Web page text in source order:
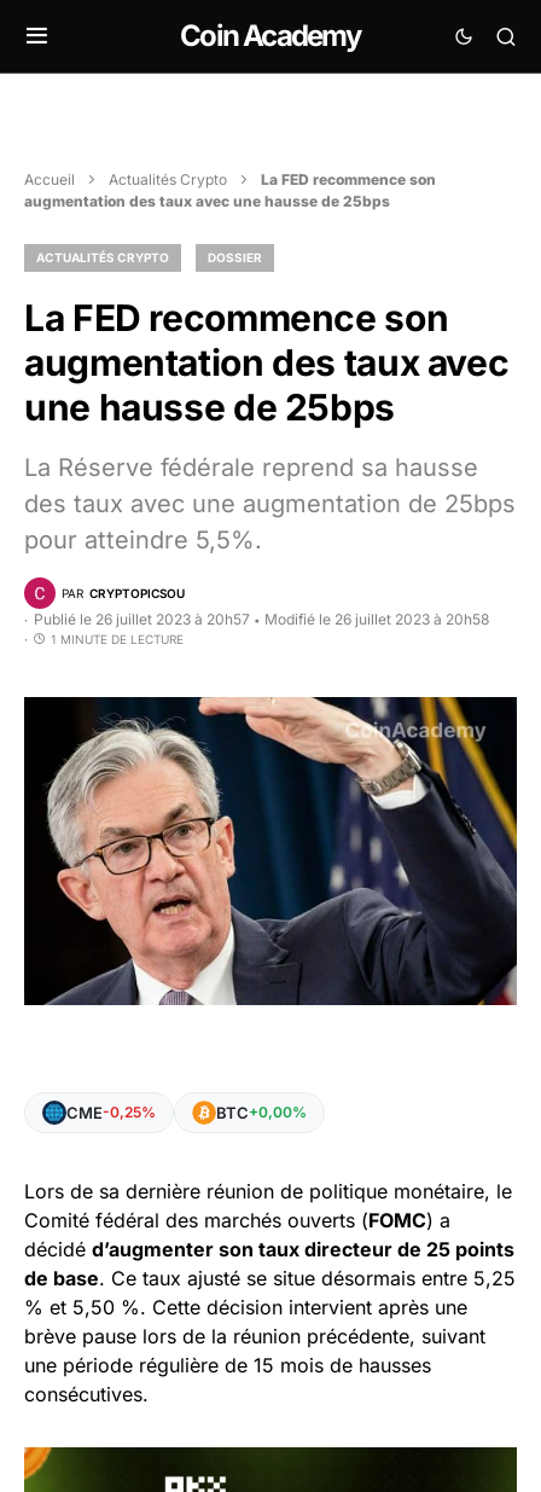
Coin Academy
Accueil Actualités Crypto
La FED recommence son
augmentation des taux avec une hausse de 25bps
ACTUALITÉS CRYPTO DOSSIER
La FED recommence son
augmentation des taux avec
une hausse de 25bps
La Réserve fédérale reprend sa hausse
des taux avec une augmentation de 25bps
pour atteindre 5,5%.
PAR CRYPTOPICSOU
Publié le 26 juillet 2023 à 20h57 • Modifié le 26 juillet 2023 à 20h58
1 MINUTE DE LECTURE
CME-0,25% BTC+0,00%
Lors de sa dernière réunion de politique monétaire, le
Comité fédéral des marchés ouverts (FOMC) a
décidé d’augmenter son taux directeur de 25 points
de base. Ce taux ajusté se situe désormais entre 5,25
% et 5,50 %. Cette décision intervient après une
brève pause lors de la réunion précédente, suivant
une période régulière de 15 mois de hausses
consécutives.